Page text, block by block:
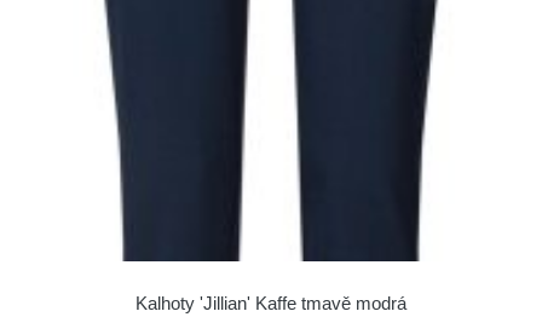
Kalhoty 'Jillian' Kaffe tmavě modrá